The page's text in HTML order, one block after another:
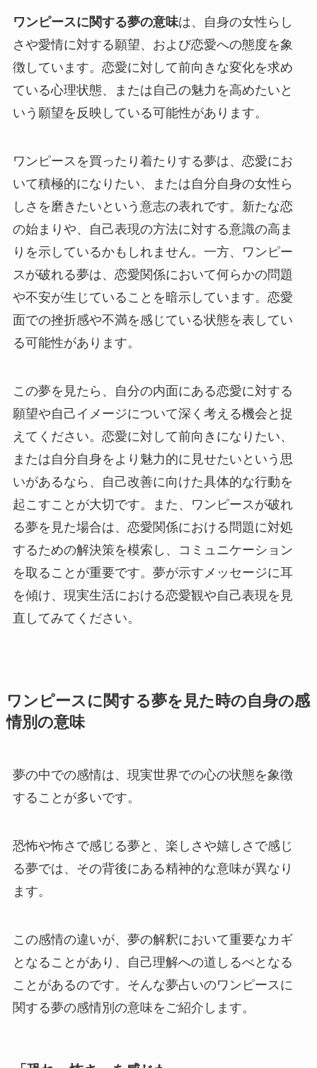
ワンピースに関する夢の意味は、自身の女性らし
さや愛情に対する願望、および恋愛への態度を象
徴しています。恋愛に対して前向きな変化を求め
ている心理状態、または自己の魅力を高めたいと
いう願望を反映している可能性があります。
ワンピースを買ったり着たりする夢は、恋愛にお
いて積極的になりたい、または自分自身の女性ら
しさを磨きたいという意志の表れです。新たな恋
の始まりや、自己表現の方法に対する意識の高ま
りを示しているかもしれません。一方、ワンピー
スが破れる夢は、恋愛関係において何らかの問題
や不安が生じていることを暗示しています。恋愛
面での挫折感や不満を感じている状態を表してい
る可能性があります。
この夢を見たら、自分の内面にある恋愛に対する
願望や自己イメージについて深く考える機会と捉
えてください。恋愛に対して前向きになりたい、
または自分自身をより魅力的に見せたいという思
いがあるなら、自己改善に向けた具体的な行動を
起こすことが大切です。また、ワンピースが破れ
る夢を見た場合は、恋愛関係における問題に対処
するための解決策を模索し、コミュニケーション
を取ることが重要です。夢が示すメッセージに耳
を傾け、現実生活における恋愛観や自己表現を見
直してみてください。
ワンピースに関する夢を見た時の自身の感
情別の意味
夢の中での感情は、現実世界での心の状態を象徴
することが多いです。
恐怖や怖さで感じる夢と、楽しさや嬉しさで感じ
る夢では、その背後にある精神的な意味が異なり
ます。
この感情の違いが、夢の解釈において重要なカギ
となることがあり、自己理解への道しるべとなる
ことがあるのです。そんな夢占いのワンピースに
関する夢の感情別の意味をご紹介します。